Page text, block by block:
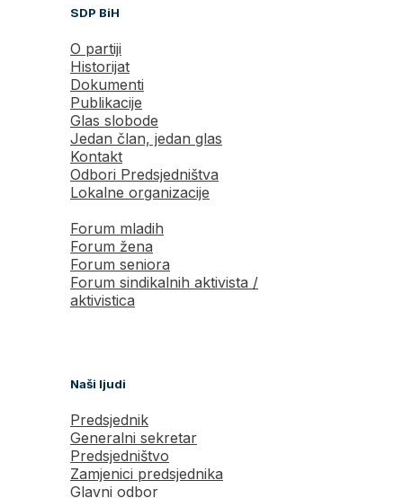
SDP BiH
O partiji
Historijat
Dokumenti
Publikacije
Glas slobode
Jedan član, jedan glas
Kontakt
Odbori Predsjedništva
Lokalne organizacije
Forum mladih
Forum žena
Forum seniora
Forum sindikalnih aktivista /
aktivistica
Naši ljudi
Predsjednik
Generalni sekretar
Predsjedništvo
Zamjenici predsjednika
Glavni odbor